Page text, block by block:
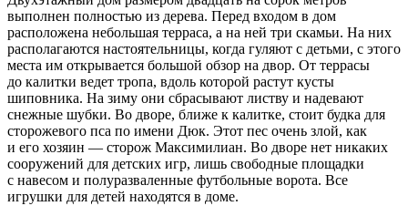
выполнен полностью из дерева. Перед входом в дом
расположена небольшая терраса, а на ней три скамьи. На них
располагаются настоятельницы, когда гуляют с детьми, с этого
места им открывается большой обзор на двор. От террасы
до калитки ведет тропа, вдоль которой растут кусты
шиповника. На зиму они сбрасывают листву и надевают
снежные шубки. Во дворе, ближе к калитке, стоит будка для
сторожевого пса по имени Дюк. Этот пес очень злой, как
и его хозяин — сторож Максимилиан. Во дворе нет никаких
сооружений для детских игр, лишь свободные площадки
с навесом и полуразваленные футбольные ворота. Все
игрушки для детей находятся в доме.